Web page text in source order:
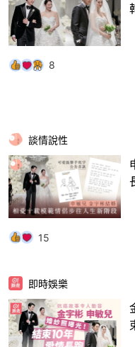
8
談情說性
15
即時娛樂